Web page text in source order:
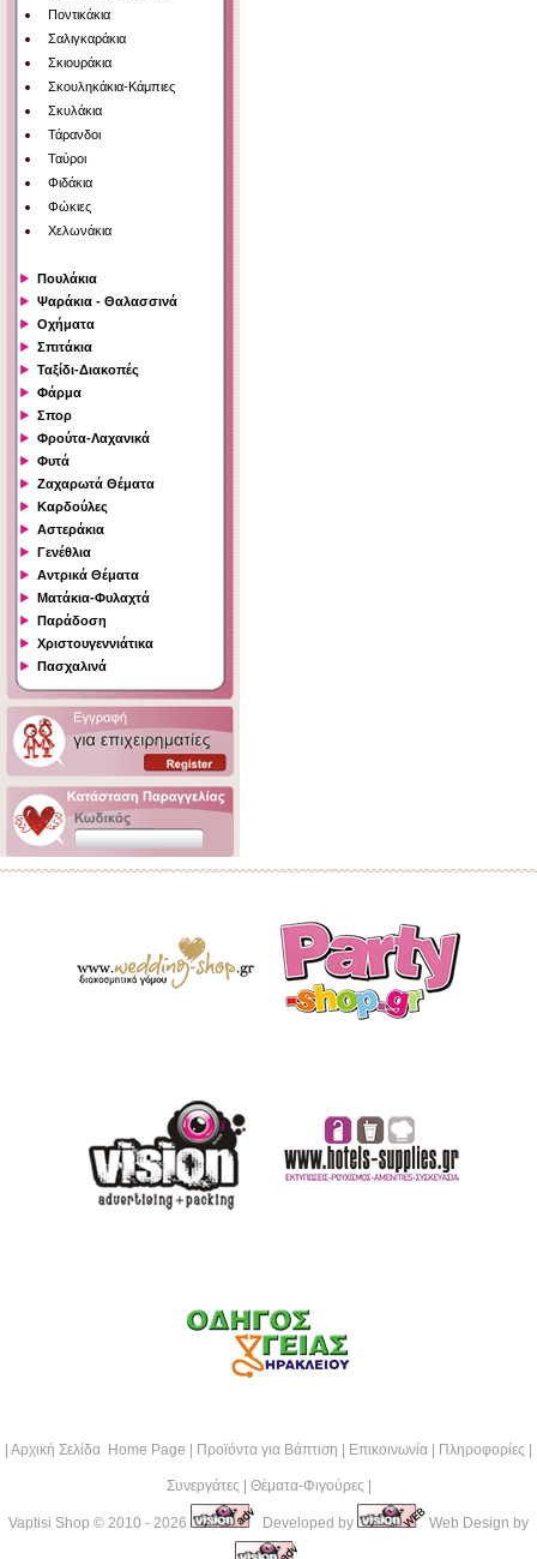
Ποντικάκια
Σαλιγκαράκια
Σκιουράκια
Σκουληκάκια-Κάμπιες
Σκυλάκια
Τάρανδοι
Ταύροι
Φιδάκια
Φώκιες
Χελωνάκια
Πουλάκια
Ψαράκια - Θαλασσινά
Οχήματα
Σπιτάκια
Ταξίδι-Διακοπές
Φάρμα
Σπορ
Φρούτα-Λαχανικά
Φυτά
Ζαχαρωτά Θέματα
Καρδούλες
Αστεράκια
Γενέθλια
Αντρικά Θέματα
Ματάκια-Φυλαχτά
Παράδοση
Χριστουγεννιάτικα
Πασχαλινά
Αρχική Σελίδα Home Page Προϊόντα για Βάπτιση Επικοινωνία Πληροφορίες
Συνεργάτες Θέματα-Φιγούρες
Vaptisi Shop © 2010 - 2026 Developed by Web Design by